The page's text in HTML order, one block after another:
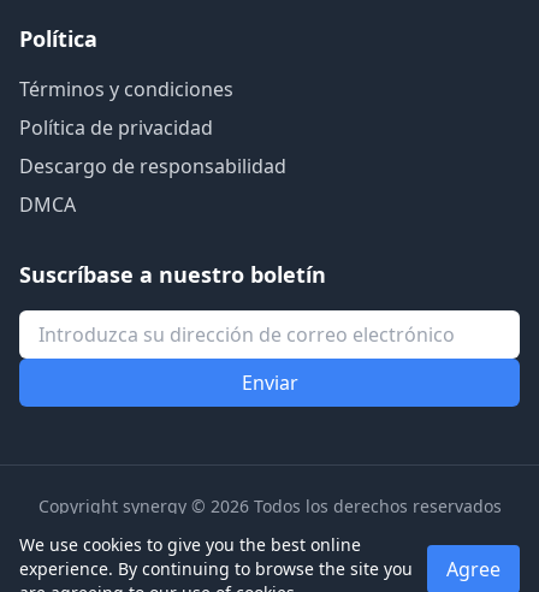
Política
Términos y condiciones
Política de privacidad
Descargo de responsabilidad
DMCA
Suscríbase a nuestro boletín
Copyright synergy © 2026 Todos los derechos reservados
We use cookies to give you the best online
experience. By continuing to browse the site you
Agree